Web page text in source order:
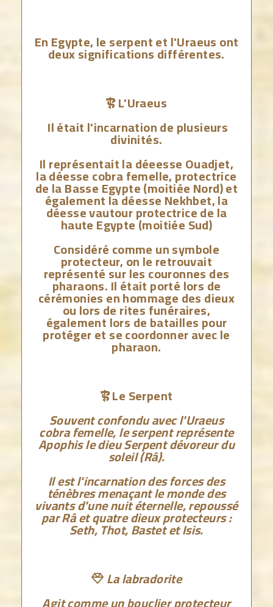
En Egypte, le serpent et l'Uraeus ont
deux significations différentes.
L'Uraeus
Il était l'incarnation de plusieurs
divinités.
Il représentait la déeesse Ouadjet,
la déesse cobra femelle, protectrice
de la Basse Egypte (moitiée Nord) et
également la déesse Nekhbet, la
déesse vautour protectrice de la
haute Egypte (moitiée Sud)
Considéré comme un symbole
protecteur, on le retrouvait
représenté sur les couronnes des
pharaons. Il était porté lors de
cérémonies en hommage des dieux
ou lors de rites funéraires,
également lors de batailles pour
protéger et se coordonner avec le
pharaon.
Le Serpent
Souvent confondu avec l'Uraeus
cobra femelle, le serpent représente
Apophis le dieu Serpent dévoreur du
soleil (Râ).
Il est l'incarnation des forces des
ténèbres menaçant le monde des
vivants d'une nuit éternelle, repoussé
par Râ et quatre dieux protecteurs :
Seth, Thot, Bastet et Isis.
 La labradorite